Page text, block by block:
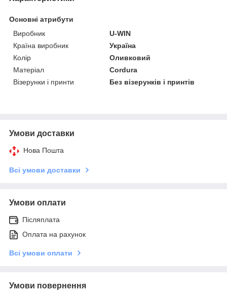
Основні атрибути
Виробник
U-WIN
Країна виробник
Україна
Колір
Оливковий
Матеріал
Cordura
Візерунки і принти
Без візерунків і принтів
Умови доставки
Нова Пошта
Всі умови доставки
Умови оплати
Післяплата
Оплата на рахунок
Всі умови оплати
Умови повернення